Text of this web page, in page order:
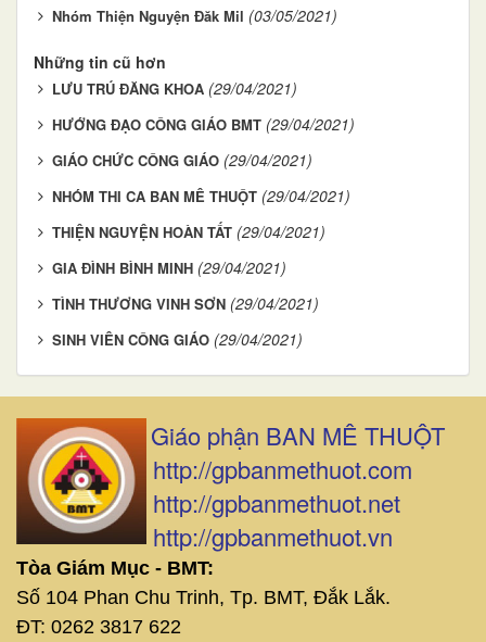
Nhóm Thiện Nguyện Đăk Mil (03/05/2021)
Những tin cũ hơn
LƯU TRÚ ĐĂNG KHOA (29/04/2021)
HƯỚNG ĐẠO CÔNG GIÁO BMT (29/04/2021)
GIÁO CHỨC CÔNG GIÁO (29/04/2021)
NHÓM THI CA BAN MÊ THUỘT (29/04/2021)
THIỆN NGUYỆN HOÀN TẤT (29/04/2021)
GIA ĐÌNH BÌNH MINH (29/04/2021)
TÌNH THƯƠNG VINH SƠN (29/04/2021)
SINH VIÊN CÔNG GIÁO (29/04/2021)
Giáo phận BAN MÊ THUỘT
http://gpbanmethuot.com
http://gpbanmethuot.net
http://gpbanmethuot.vn
Tòa Giám Mục - BMT:
Số 104 Phan Chu Trinh, Tp. BMT, Đắk Lắk.
ĐT: 0262 3817 622